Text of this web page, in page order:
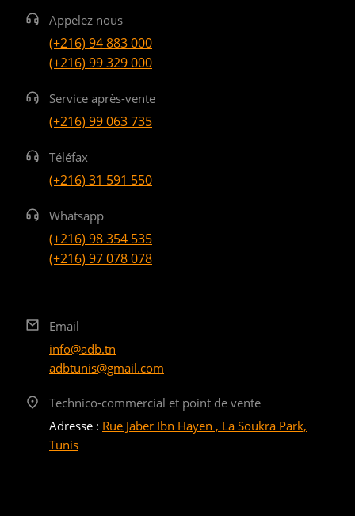
Appelez nous
(+216) 94 883 000
(+216) 99 329 000
Service après-vente
(+216) 99 063 735
Téléfax
(+216) 31 591 550
Whatsapp
(+216) 98 354 535
(+216) 97 078 078
Email
info@adb.tn
adbtunis@gmail.com
Technico-commercial et point de vente
Adresse : Rue Jaber Ibn Hayen , La Soukra Park,
Tunis